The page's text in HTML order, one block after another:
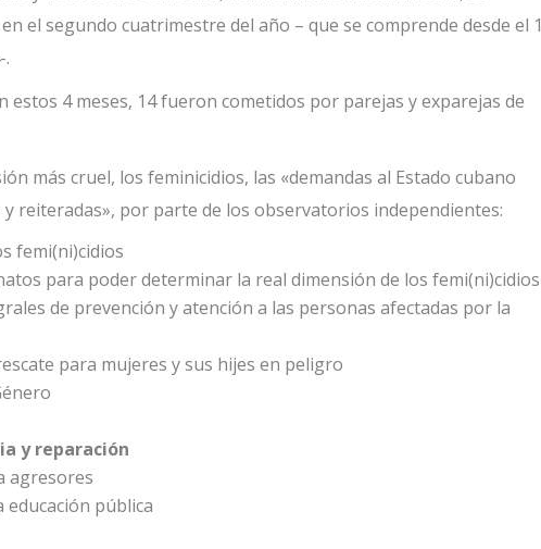
el segundo cuatrimestre del año – que se comprende desde el 1
estos 4 meses, 14 fueron cometidos por parejas y exparejas de
más cruel, los feminicidios, las «demandas al Estado cubano
reiteradas», por parte de los observatorios independientes:
femi(ni)cidios
para poder determinar la real dimensión de los femi(ni)cidios
de prevención y atención a las personas afectadas por la
para mujeres y sus hijes en peligro
y reparación
agresores
pública